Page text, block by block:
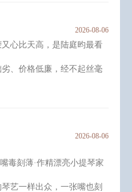
在各个世界里当反派的生
尽。时不时头顶上就会飞
兄想投身魔教！！
2026-08-06
心比天高，是陆庭昀最看
、价格低廉，经不起丝毫
跑的方寻鄙夷不已，嘲讽
就自己先找上门来了。
蛋糕和爱心玫瑰花摆到陆
，含情脉脉。
2026-08-06
毒刻薄·作精漂亮小提琴家
艺一样出众，一张嘴也刻